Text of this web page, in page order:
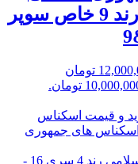
سری 26- جفت شماره رند 9 خاص سوپر
قیمت اصلی: 12,000,000 تومان
و قیمت اسکناس
های جمهوری